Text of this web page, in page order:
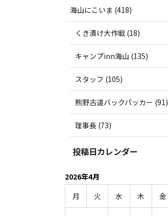
海山にこいま (418)
くき漬け大作戦 (18)
キャンプinn海山 (135)
スタッフ (105)
熊野古道バックパッカー (91)
理事長 (73)
投稿日カレンダー
2026年4月
月
火 水 木 金